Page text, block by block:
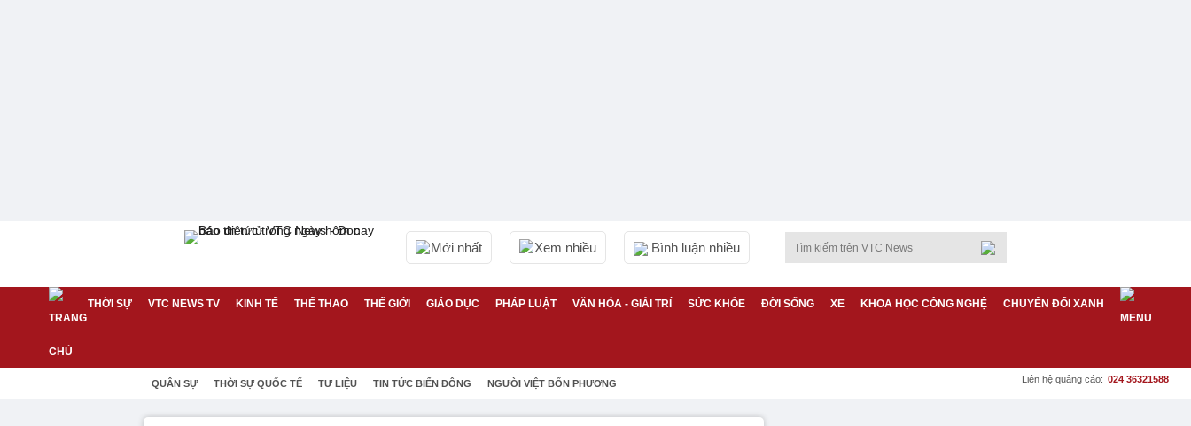
Mới nhất Xem nhiều Bình luận nhiều
THỜI SỰ VTC NEWS TV KINH TẾ THỂ THAO THẾ GIỚI GIÁO DỤC PHÁP LUẬT VĂN HÓA - GIẢI TRÍ SỨC KHỎE ĐỜI SỐNG XE KHOA HỌC CÔNG NGHỆ CHUYỂN ĐỔI XANH
QUÂN SỰ THỜI SỰ QUỐC TẾ TƯ LIỆU TIN TỨC BIỂN ĐÔNG NGƯỜI VIỆT BỐN PHƯƠNG Liên hệ quảng cáo: 024 36321588